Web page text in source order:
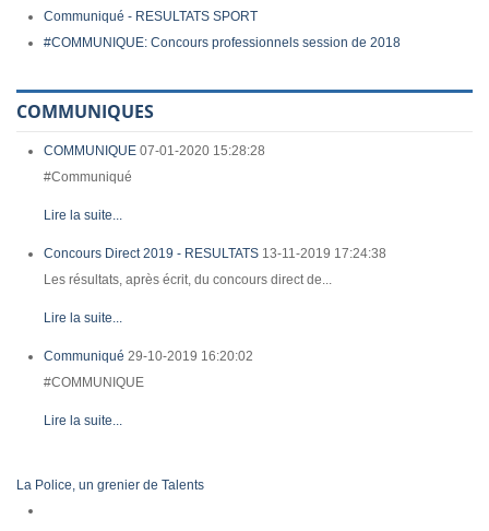
Communiqué - RESULTATS SPORT
#COMMUNIQUE: Concours professionnels session de 2018
COMMUNIQUES
COMMUNIQUE 07-01-2020 15:28:28
#Communiqué
Lire la suite...
Concours Direct 2019 - RESULTATS 13-11-2019 17:24:38
Les résultats, après écrit, du concours direct de...
Lire la suite...
Communiqué 29-10-2019 16:20:02
#COMMUNIQUE
Lire la suite...
La Police, un grenier de Talents